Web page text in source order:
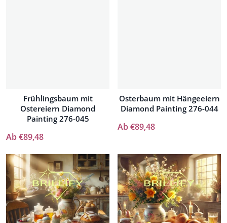
Frühlingsbaum mit
Ostereiern Diamond
Painting 276-045
Ab €89,48
Osterbaum mit Hängeeiern
Diamond Painting 276-044
Ab €89,48